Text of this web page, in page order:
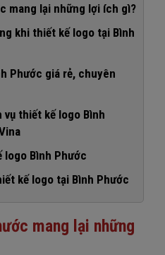
mang lại những lợi ích gì?
khi thiết kế logo tại Bình
Phước giá rẻ, chuyên
thiết kế logo Bình
logo Bình Phước
Phước giá rẻ
Phước cơ bản
Phước cao cấp
kế logo tại Bình Phước
mang lại những